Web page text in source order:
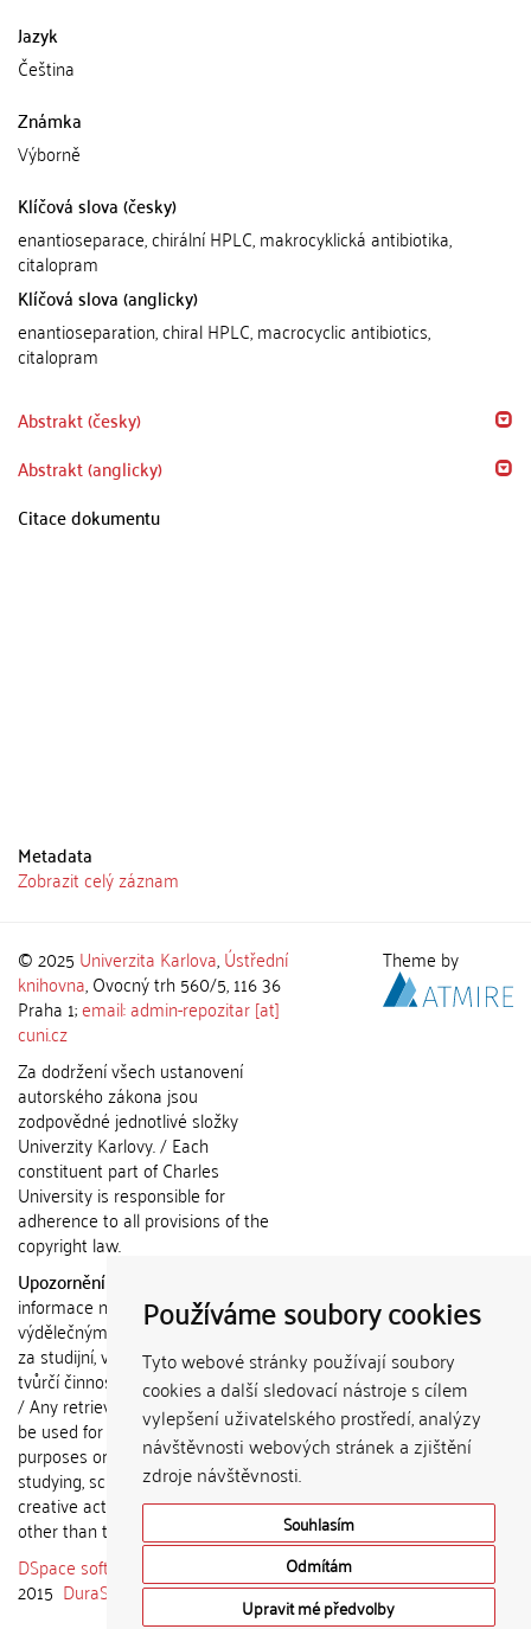
Používáme soubory cookies
Tyto webové stránky používají soubory
cookies a další sledovací nástroje s cílem
vylepšení uživatelského prostředí, analýzy
návštěvnosti webových stránek a zjištění
zdroje návštěvnosti.
Souhlasím
Odmítám
Upravit mé předvolby
Jazyk
Čeština
Známka
Výborně
Klíčová slova (česky)
enantioseparace, chirální HPLC, makrocyklická antibiotika,
citalopram
Klíčová slova (anglicky)
enantioseparation, chiral HPLC, macrocyclic antibiotics,
citalopram
Abstrakt (česky)
Abstrakt (anglicky)
Citace dokumentu
Metadata
Zobrazit celý záznam
© 2025 Univerzita Karlova,Ústřední
knihovna, Ovocný trh 560/5, 116 36
Praha 1;email: admin-repozitar [at]
cuni.cz
Za dodržení všech ustanovení
autorského zákona jsou
zodpovědné jednotlivé složky
Univerzity Karlovy. / Each
constituent part of Charles
University is responsible for
adherence to all provisions of the
copyright law.
Upozornění / Notice:
informace nemohou být použity k
výdělečným účelům nebo vydávány
za studijní, vědeckou nebo jinou
tvůrčí činnost jiné osoby než autora.
/ Any retrieved information shall not
be used for any commercial
purposes or claimed as results of
studying, scientific or any other
creative activities of any person
other than the author.
DSpace software
copyright © 2002-
2015 DuraSpace
Theme by